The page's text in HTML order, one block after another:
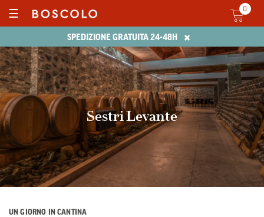
SPEDIZIONE GRATUITA 24-48H ×
☰ 0
Sestri Levante
UN GIORNO IN CANTINA